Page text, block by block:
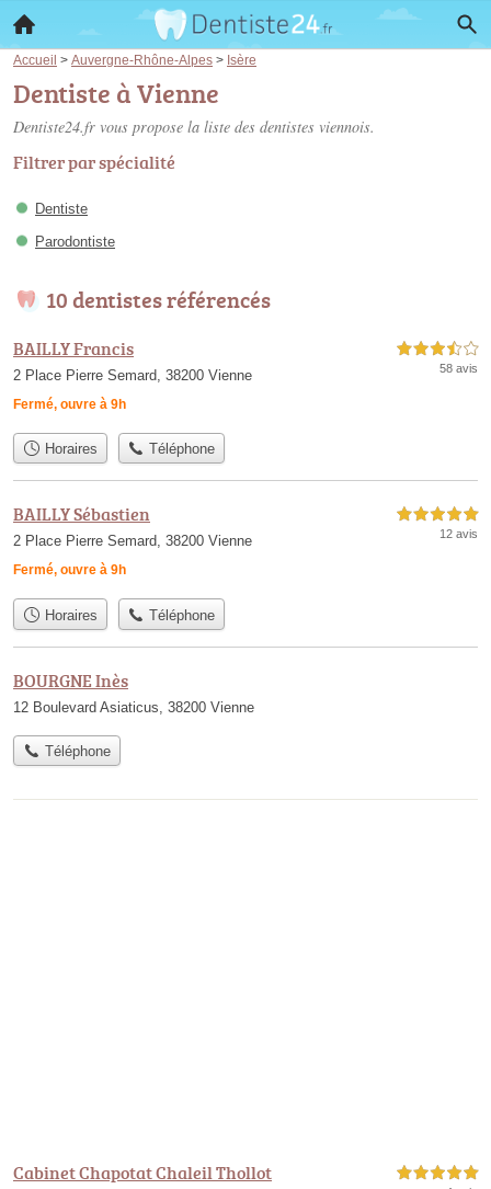
Accueil > Auvergne-Rhône-Alpes > Isère
Dentiste à Vienne
Dentiste24.fr vous propose la liste des dentistes viennois.
Filtrer par spécialité
Dentiste
Parodontiste
10 dentistes référencés
BAILLY Francis
2 Place Pierre Semard, 38200 Vienne
Fermé, ouvre à 9h
3,5 étoiles sur 5
58 avis
Horaires Téléphone
BAILLY Sébastien
2 Place Pierre Semard, 38200 Vienne
Fermé, ouvre à 9h
5,0 étoiles sur 5
12 avis
Horaires Téléphone
BOURGNE Inès
12 Boulevard Asiaticus, 38200 Vienne
Téléphone
Cabinet Chapotat Chaleil Thollot 5,0 étoiles sur 5